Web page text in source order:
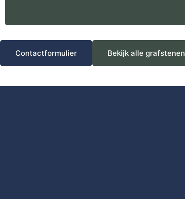
Contactformulier Bekijk alle grafstenen